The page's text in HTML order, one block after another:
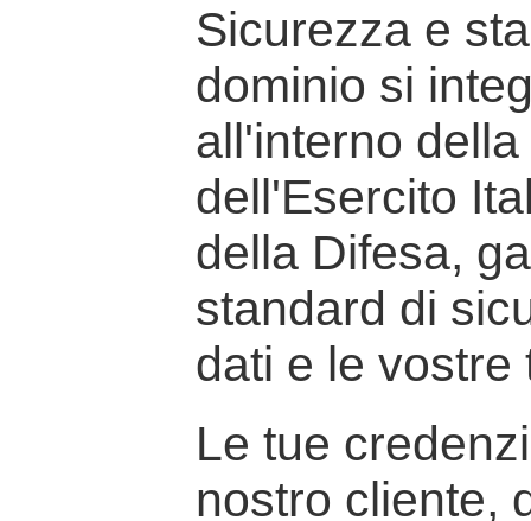
Sicurezza e
dominio si
all'interno
dell'Esercito
della Difesa,
standard di
dati e le vostre
Le tue
nostro cliente,